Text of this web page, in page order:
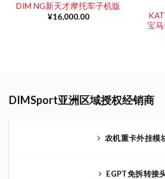
DIM NG新天才摩托车子机版
¥16,000.00
宝
DIMSport亚洲区域授权经销商
农机重卡外挂模
EGPT免拆转接